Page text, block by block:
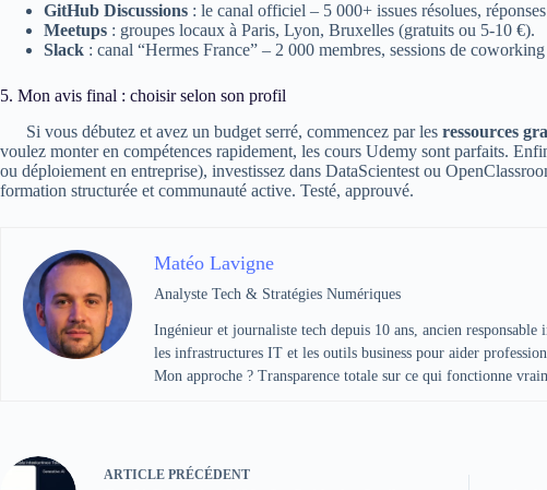
GitHub Discussions : le canal officiel – 5 000+ issues résolues,
Meetups : groupes locaux à Paris, Lyon, Bruxelles (gratuits ou 5-10 €).
Slack : canal “Hermes France” – 2 000 membres, sessions de
5. Mon avis final : choisir selon son profil
Si vous débutez et avez un budget serré, commencez par les ressources
voulez monter en compétences rapidement, les cours Udemy sont parfaits.
ou déploiement en entreprise), investissez dans DataScientest ou
formation structurée et communauté active. Testé, approuvé.
Matéo Lavigne
Analyste Tech & Stratégies Numériques
Ingénieur et journaliste tech depuis 10 ans, ancien
les infrastructures IT et les outils business pour aider
Mon approche ? Transparence totale sur ce qui fonctionne
ARTICLE PRÉCÉDENT